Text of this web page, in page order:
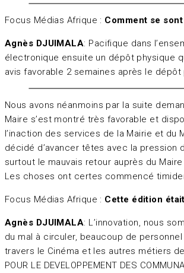
Focus Médias Afrique : Comment se
Agnès DJUIMALA: Pacifique dans
électronique ensuite un dépôt physique
avis favorable 2 semaines après le
Nous avons néanmoins par la suite
Maire s’est montré très favorable et
l’inaction des services de la Mairie et du
décidé d’avancer têtes avec la
surtout le mauvais retour auprès du Maire
Les choses ont certes commencé
Focus Médias Afrique : Cette édition
Agnès DJUIMALA: L’innovation, nous
du mal à circuler, beaucoup de
travers le Cinéma et les autres métiers de
POUR LE DEVELOPPEMENT DES